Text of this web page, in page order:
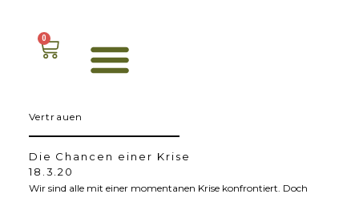
0
Vertrauen
Die Chancen einer Krise
18.3.20
Wir sind alle mit einer momentanen Krise konfrontiert. Doch